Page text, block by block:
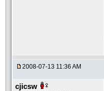
2008-07-13 11:36 AM
cjicsw